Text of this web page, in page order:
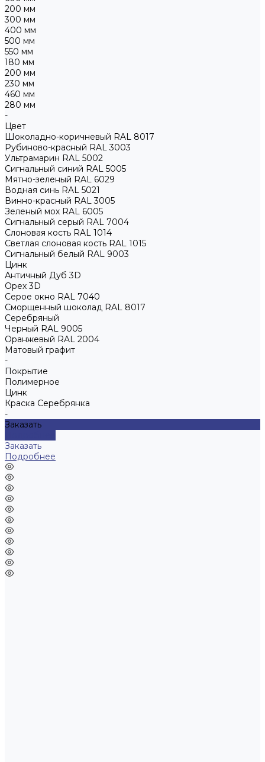
200 мм
300 мм
400 мм
500 мм
550 мм
180 мм
200 мм
230 мм
460 мм
280 мм
-
Цвет
Шоколадно-коричневый RAL 8017
Рубиново-красный RAL 3003
Ультрамарин RAL 5002
Сигнальный синий RAL 5005
Мятно-зеленый RAL 6029
Водная синь RAL 5021
Винно-красный RAL 3005
Зеленый мох RAL 6005
Сигнальный серый RAL 7004
Слоновая кость RAL 1014
Светлая слоновая кость RAL 1015
Сигнальный белый RAL 9003
Цинк
Античный Дуб 3D
Орех 3D
Серое окно RAL 7040
Сморщенный шоколад RAL 8017
Серебряный
Черный RAL 9005
Оранжевый RAL 2004
Матовый графит
-
Покрытие
Полимерное
Цинк
Краска Серебрянка
-
Заказать
Заказать
Подробнее